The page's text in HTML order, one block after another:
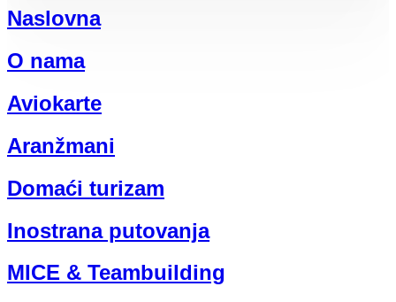
Naslovna
O nama
Aviokarte
Aranžmani
Domaći turizam
Inostrana putovanja
MICE & Teambuilding